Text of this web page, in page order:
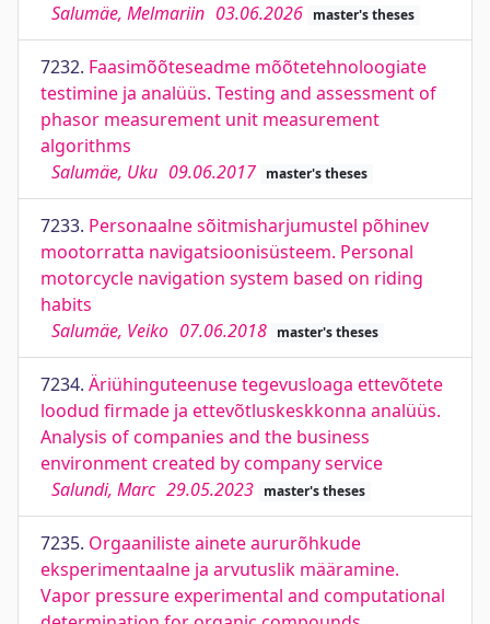
Salumäe, Melmariin 03.06.2026 master's theses
7232. Faasimõõteseadme mõõtetehnoloogiate
testimine ja analüüs. Testing and assessment of
phasor measurement unit measurement
algorithms
Salumäe, Uku 09.06.2017 master's theses
7233. Personaalne sõitmisharjumustel põhinev
mootorratta navigatsioonisüsteem. Personal
motorcycle navigation system based on riding
habits
Salumäe, Veiko 07.06.2018 master's theses
7234. Äriühinguteenuse tegevusloaga ettevõtete
loodud firmade ja ettevõtluskeskkonna analüüs.
Analysis of companies and the business
environment created by company service
Salundi, Marc 29.05.2023 master's theses
7235. Orgaaniliste ainete aururõhkude
eksperimentaalne ja arvutuslik määramine.
Vapor pressure experimental and computational